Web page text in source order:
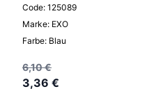
Code: 125089
Marke: EXO
Farbe: Blau
6,10 €
3,36 €